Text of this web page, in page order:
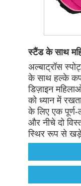
स्टैंड के साथ
अल्बाट्रॉस
के साथ हल्के
डिज़ाइन
को ध्यान में
के लिए एक पूर्ण-
और नीचे दो
स्थिर रूप से